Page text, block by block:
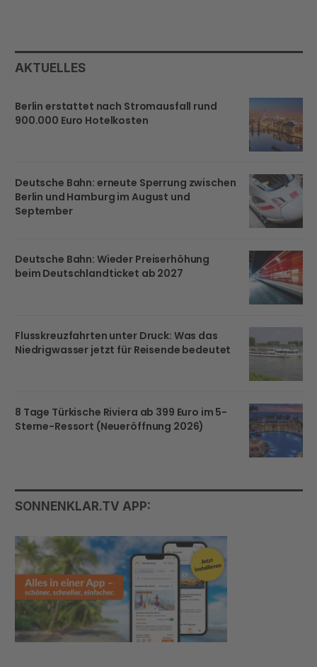
AKTUELLES
Berlin erstattet nach Stromausfall rund
900.000 Euro Hotelkosten
Deutsche Bahn: erneute Sperrung zwischen
Berlin und Hamburg im August und
September
Deutsche Bahn: Wieder Preiserhöhung
beim Deutschlandticket ab 2027
Flusskreuzfahrten unter Druck: Was das
Niedrigwasser jetzt für Reisende bedeutet
8 Tage Türkische Riviera ab 399 Euro im 5-
Sterne-Ressort (Neueröffnung 2026)
SONNENKLAR.TV APP: